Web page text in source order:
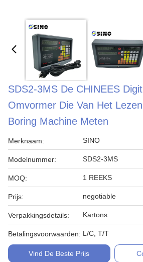
SDS2-3MS De CHINEES
Omvormer Die Van Het
Boring Machine Meten
Merknaam: SINO
Modelnummer: SDS2-3MS
MOQ: 1 REEKS
Prijs: negotiable
Verpakkingsdetails: Kartons
Betalingsvoorwaarden: L/C, T/T
Vind De Beste Prijs